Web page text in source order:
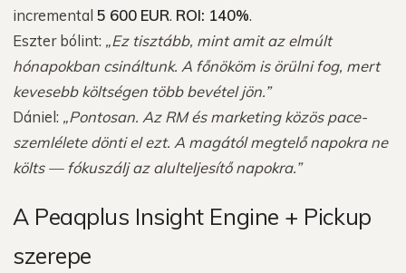
incremental 5 600 EUR. ROI: 140%.
Eszter bólint: „Ez tisztább, mint amit az elmúlt
hónapokban csináltunk. A főnököm is örülni fog, mert
kevesebb költségen több bevétel jön.”
Dániel: „Pontosan. Az RM és marketing közös pace-
szemlélete dönti el ezt. A magától megtelő napokra ne
költs — fókuszálj az alulteljesítő napokra.”
A Peaqplus Insight Engine + Pickup
szerepe